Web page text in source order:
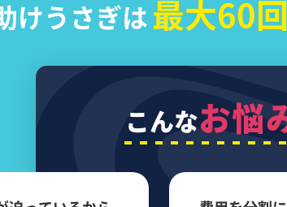
けうさぎは最大60
こんなお悩